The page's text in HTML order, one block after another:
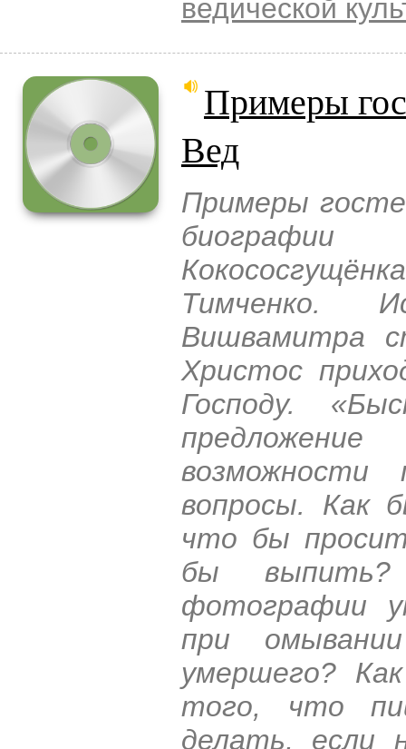
ведической
Примеры
Вед
Примеры
Тимченко.
Вишвамитра
Христос
Господу.
вопросы. Как
что бы
бы
фотографии
при
умершего?
того, что
делать, если